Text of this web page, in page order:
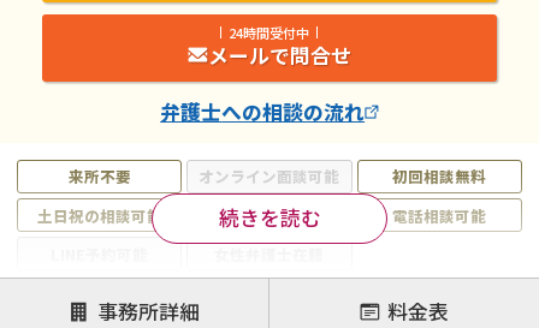
来所不要 オンライン面談可能
初回相談無料
土日祝の相談可能
19時以降電話可能
電話相談可能
注力案件
続きを読む
24時間受付中
メールで問合せ
弁護士への相談の流れ
事務所詳細 料金表